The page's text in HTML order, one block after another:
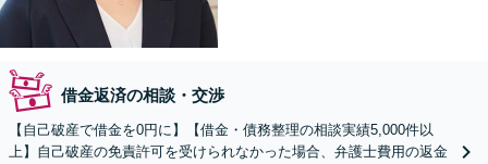
借金返済の相談・交渉
【自己破産で借金を0円に】【借金・債務整理の相談実績5,000件以
上】自己破産の免責許可を受けられなかった場合、弁護士費用の返金